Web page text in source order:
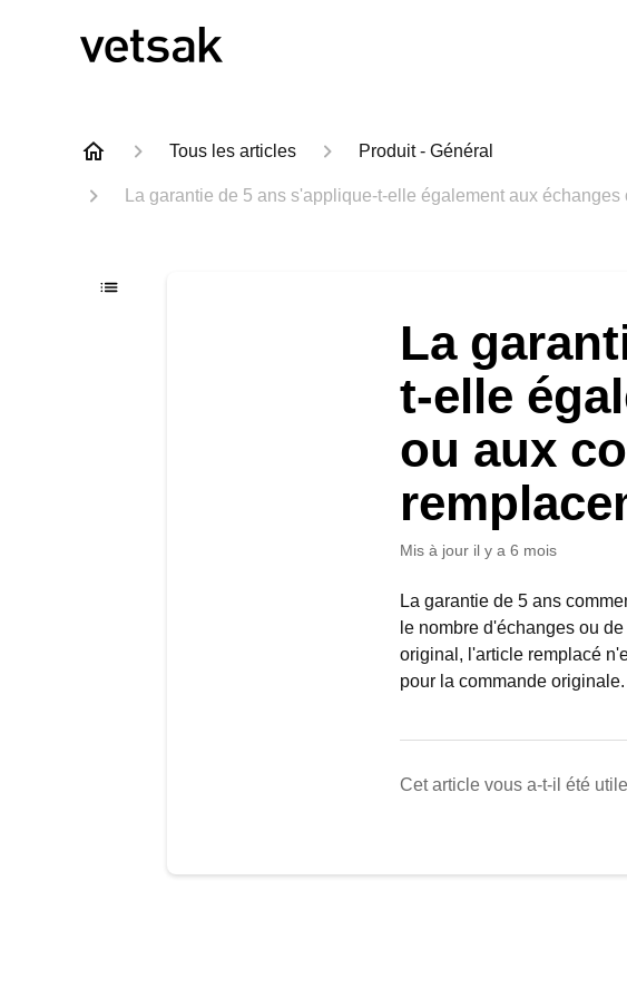
Tous les articles Produit - Général
La garantie de 5 ans s'applique-t-elle également aux
La
t-elle
ou aux
Mis à jour il y a 6 mois
La garantie de 5 ans
le nombre d'échanges ou
original, l'article remplacé
pour la commande originale.
Cet article vous a-t-il été